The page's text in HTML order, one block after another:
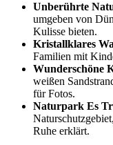
Unberührte
umgeben von
Kulisse bieten.
Kristallklares
Familien mit
Wunderschöne
weißen
für Fotos.
Naturpark Es
Ruhe erklärt.